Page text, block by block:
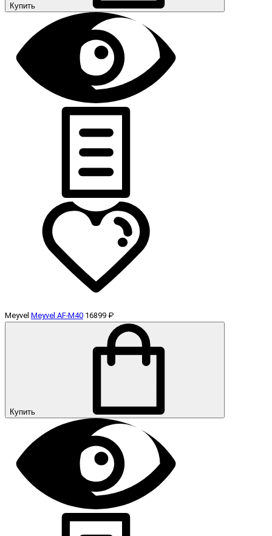
Купить
Meyvel Meyvel AF-M40 16899 ₽
Купить